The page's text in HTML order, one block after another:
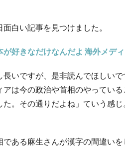
面白い記事を見つけました。
が好きなだけなんだよ 海外メデ
長いですが、是非読んでほしい
アは今の政治や首相のやってい
た。その通りだよね」ていう感
である麻生さんが漢字の間違い